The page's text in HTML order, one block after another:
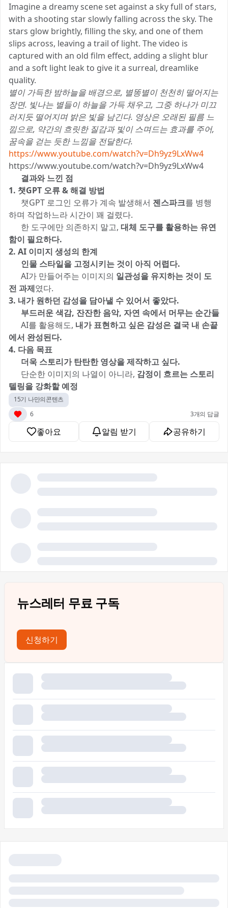
Imagine a dreamy scene set against a sky full of stars,
with a shooting star slowly falling across the sky. The
stars glow brightly, filling the sky, and one of them
slips across, leaving a trail of light. The video is
captured with an old film effect, adding a slight blur
and a soft light leak to give it a surreal, dreamlike
quality.
별이 가득한 밤하늘을 배경으로, 별똥별이 천천히 떨어지는
장면. 빛나는 별들이 하늘을 가득 채우고, 그중 하나가 미끄
러지듯 떨어지며 밝은 빛을 남긴다. 영상은 오래된 필름 느
낌으로, 약간의 흐릿한 질감과 빛이 스며드는 효과를 주어,
꿈속을 걷는 듯한 느낌을 전달한다.
https://www.youtube.com/watch?v=Dh9yz9LxWw4
https://www.youtube.com/watch?v=Dh9yz9LxWw4
4️⃣ 결과와 느낀 점
1. 챗GPT 오류 & 해결 방법
🚨 챗GPT 로그인 오류가 계속 발생해서 젠스파크를 병행
하며 작업하느라 시간이 꽤 걸렸다.
✔️ 한 도구에만 의존하지 말고, 대체 도구를 활용하는 유연
함이 필요하다.
2. AI 이미지 생성의 한계
인물 스타일을 고정시키는 것이 아직 어렵다.
AI가 만들어주는 이미지의 일관성을 유지하는 것이 도
전 과제였다.
3. 내가 원하던 감성을 담아낼 수 있어서 좋았다.
부드러운 색감, 잔잔한 음악, 자연 속에서 머무는 순간들
➡️ AI를 활용해도, 내가 표현하고 싶은 감성은 결국 내 손끝
에서 완성된다.
4. 다음 목표
더욱 스토리가 탄탄한 영상을 제작하고 싶다.
📌 단순한 이미지의 나열이 아니라, 감정이 흐르는 스토리
텔링을 강화할 예정
15기 나만의콘텐츠
6
3개의 답글
좋아요 알림 받기 공유하기
뉴스레터 무료 구독
신청하기